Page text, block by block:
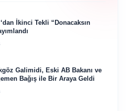
İkinci Tekli “Donacaksın
Galimidi, Eski AB Bakanı ve
Bağış ile Bir Araya Geldi